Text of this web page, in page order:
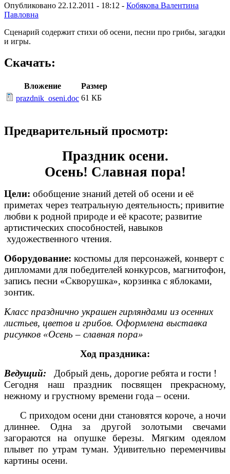
Опубликовано 22.12.2011 - 18:12 - Кобякова Валентина
Павловна
Сценарий содержит стихи об осени, песни про грибы, загадки
и игры.
Скачать:
Вложение
Размер
prazdnik_oseni.doc 61 КБ
Предварительный просмотр:
Праздник осени.
Осень! Славная пора!
Цели: обобщение знаний детей об осени и её
приметах через театральную деятельность; привитие
любви к родной природе и её красоте; развитие
артистических способностей, навыков
художественного чтения.
Оборудование: костюмы для персонажей, конверт с
дипломами для победителей конкурсов, магнитофон,
запись песни «Скворушка», корзинка с яблоками,
зонтик.
Класс празднично украшен гирляндами из осенних
листьев, цветов и грибов. Оформлена выставка
рисунков «Осень – славная пора»
Ход праздника:
Ведущий: Добрый день, дорогие ребята и гости !
Сегодня наш праздник посвящен прекрасному,
нежному и грустному времени года – осени.
С приходом осени дни становятся короче, а ночи
длиннее. Одна за другой золотыми свечами
загораются на опушке березы. Мягким одеялом
плывет по утрам туман. Удивительно переменчивы
картины осени.